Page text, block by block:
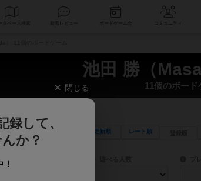
データベース
池田 勝（
11個のボード
更新順 レート順
を対象にフリーワード検索ができます。
ナー名を指定して検索できます。
ー 目
閉じる
して、
か？